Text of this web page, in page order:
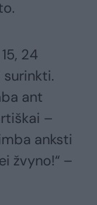
24
surinkti.
ant
–
anksti
žvyno!“ –